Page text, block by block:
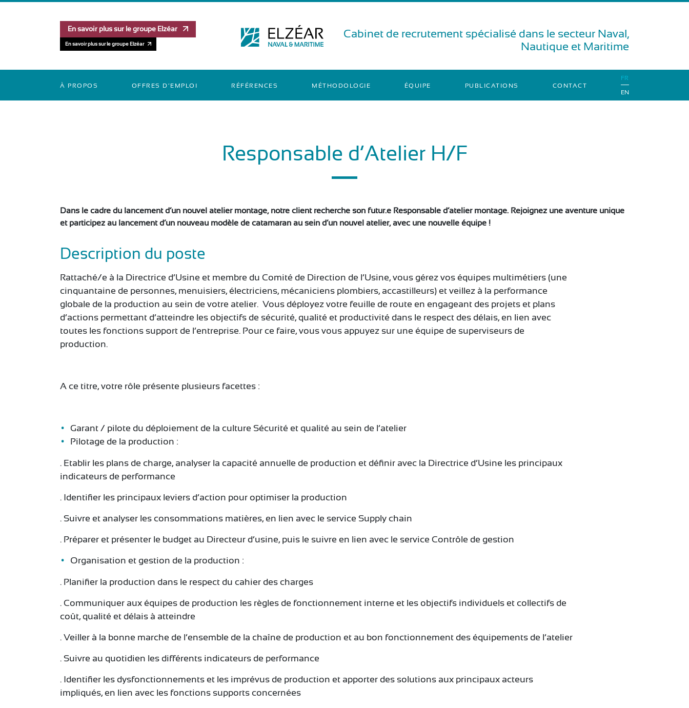
En savoir plus sur le groupe Elzéar
En savoir plus sur le groupe Elzéar
Cabinet de recrutement spécialisé dans le secteur Naval,
Nautique et Maritime
À PROPOS OFFRES D’EMPLOI RÉFÉRENCES MÉTHODOLOGIE ÉQUIPE PUBLICATIONS CONTACT
FR
EN
Responsable d’Atelier H/F
Dans le cadre du lancement d’un nouvel atelier montage, notre client recherche son futur.e Responsable d’atelier montage. Rejoignez une aventure unique
et participez au lancement d’un nouveau modèle de catamaran au sein d’un nouvel atelier, avec une nouvelle équipe !
Description du poste
Rattaché/e à la Directrice d’Usine et membre du Comité de Direction de l’Usine, vous gérez vos équipes multimétiers (une
cinquantaine de personnes, menuisiers, électriciens, mécaniciens plombiers, accastilleurs) et veillez à la performance
globale de la production au sein de votre atelier. Vous déployez votre feuille de route en engageant des projets et plans
d’actions permettant d’atteindre les objectifs de sécurité, qualité et productivité dans le respect des délais, en lien avec
toutes les fonctions support de l’entreprise. Pour ce faire, vous vous appuyez sur une équipe de superviseurs de
production.
A ce titre, votre rôle présente plusieurs facettes :
Garant / pilote du déploiement de la culture Sécurité et qualité au sein de l’atelier
Pilotage de la production :
. Etablir les plans de charge, analyser la capacité annuelle de production et définir avec la Directrice d’Usine les principaux
indicateurs de performance
. Identifier les principaux leviers d’action pour optimiser la production
. Suivre et analyser les consommations matières, en lien avec le service Supply chain
. Préparer et présenter le budget au Directeur d’usine, puis le suivre en lien avec le service Contrôle de gestion
Organisation et gestion de la production :
. Planifier la production dans le respect du cahier des charges
. Communiquer aux équipes de production les règles de fonctionnement interne et les objectifs individuels et collectifs de
coût, qualité et délais à atteindre
. Veiller à la bonne marche de l’ensemble de la chaîne de production et au bon fonctionnement des équipements de l’atelier
. Suivre au quotidien les différents indicateurs de performance
. Identifier les dysfonctionnements et les imprévus de production et apporter des solutions aux principaux acteurs
impliqués, en lien avec les fonctions supports concernées